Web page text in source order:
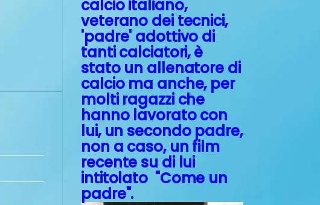
calcio italiano,
veterano dei tecnici,
'padre' adottivo di
tanti calciatori, è
stato un allenatore di
calcio ma anche, per
molti ragazzi che
hanno lavorato con
lui, un secondo padre,
non a caso, un film
recente su di lui
intitolato "Come un
padre".